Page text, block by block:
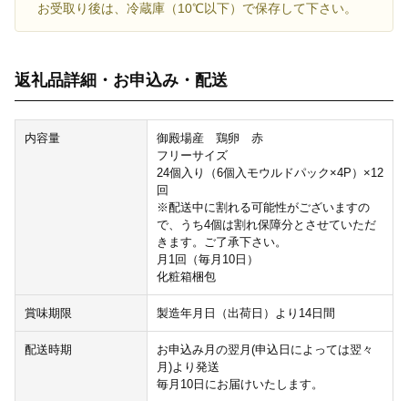
お受取り後は、冷蔵庫（10℃以下）で保存して下さい。
返礼品詳細・お申込み・配送
内容量
御殿場産 鶏卵 赤
フリーサイズ
24個入り（6個入モウルドパック×4P）×12
回
※配送中に割れる可能性がございますの
で、うち4個は割れ保障分とさせていただ
きます。ご了承下さい。
月1回（毎月10日）
化粧箱梱包
賞味期限 製造年月日（出荷日）より14日間
配送時期
お申込み月の翌月(申込日によっては翌々
月)より発送
毎月10日にお届けいたします。